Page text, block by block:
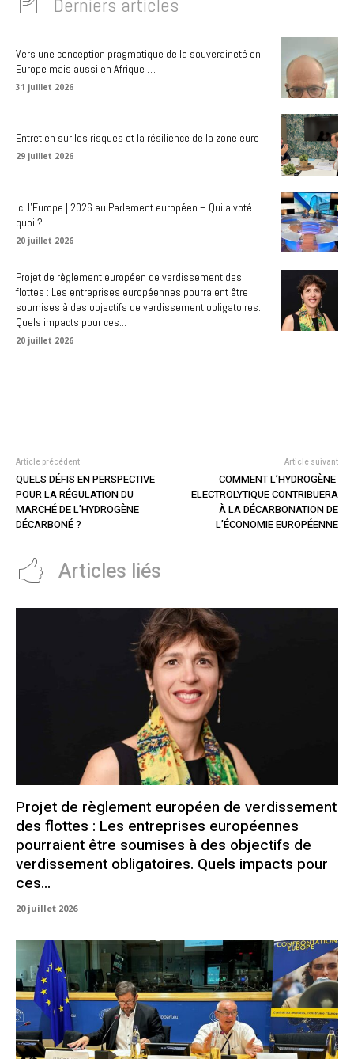
Derniers articles
Vers une conception pragmatique de la souveraineté en
Europe mais aussi en Afrique …
31 juillet 2026
Entretien sur les risques et la résilience de la zone euro
29 juillet 2026
Ici l’Europe | 2026 au Parlement européen – Qui a voté
quoi ?
20 juillet 2026
Projet de règlement européen de verdissement des
flottes : Les entreprises européennes pourraient être
soumises à des objectifs de verdissement obligatoires.
Quels impacts pour ces...
20 juillet 2026
Article précédent
QUELS DÉFIS EN PERSPECTIVE
POUR LA RÉGULATION DU
MARCHÉ DE L’HYDROGÈNE
DÉCARBONÉ ?
Article suivant
COMMENT L’HYDROGÈNE
ELECTROLYTIQUE CONTRIBUERA
À LA DÉCARBONATION DE
L’ÉCONOMIE EUROPÉENNE
Articles liés
Projet de règlement européen de verdissement
des flottes : Les entreprises européennes
pourraient être soumises à des objectifs de
verdissement obligatoires. Quels impacts pour
ces...
20 juillet 2026